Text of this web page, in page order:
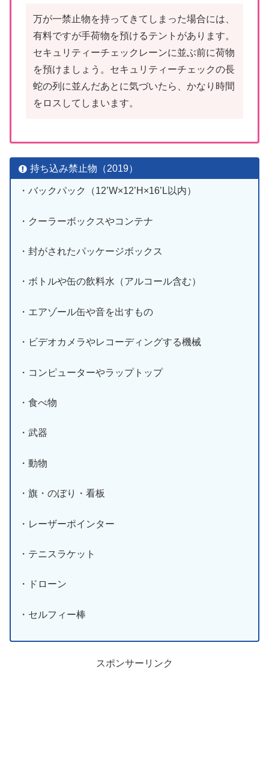
万が一禁止物を持ってきてしまった場合には、
有料ですが手荷物を預けるテントがあります。
セキュリティーチェックレーンに並ぶ前に荷物
を預けましょう。セキュリティーチェックの長
蛇の列に並んだあとに気づいたら、かなり時間
をロスしてしまいます。
持ち込み禁止物（2019）
・バックパック（12’W×12’H×16’L以内）
・クーラーボックスやコンテナ
・封がされたパッケージボックス
・ボトルや缶の飲料水（アルコール含む）
・エアゾール缶や音を出すもの
・ビデオカメラやレコーディングする機械
・コンピューターやラップトップ
・食べ物
・武器
・動物
・旗・のぼり・看板
・レーザーポインター
・テニスラケット
・ドローン
・セルフィー棒
スポンサーリンク